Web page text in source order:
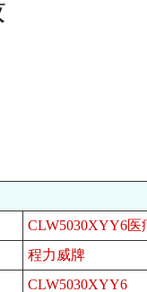
CLW5030XYY6医
程力威牌
CLW5030XYY6